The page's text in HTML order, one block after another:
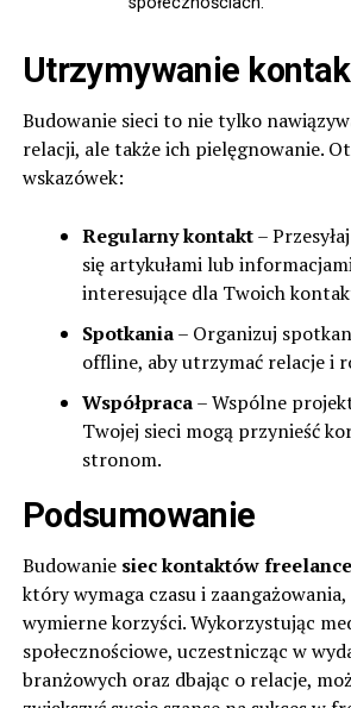
Utrzymywanie
Budowanie sieci to nie tylko
relacji, ale także ich pielęgnowanie.
wskazówek:
Regularny kontakt–
się artykułami lub
interesujące dla Twoich
Spotkania– Organizuj
offline, aby utrzymać relacje i
Współpraca– Wspólne
Twojej sieci mogą przynieść
stronom.
Podsumowanie
Budowanie siec kontaktów
który wymaga czasu i
wymierne korzyści. Wykorzystując
społecznościowe, uczestnicząc w
branżowych oraz dbając o relacje,